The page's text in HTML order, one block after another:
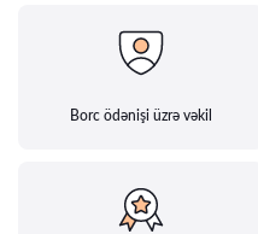
Borc ödənişi üzrə vəkil